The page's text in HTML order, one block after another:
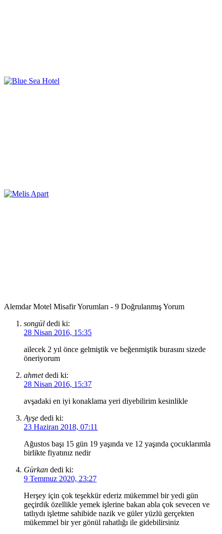
Alemdar Motel Misafir Yorumları - 9 Doğrulanmış Yorum
songül dedi ki:
28 Nisan 2016, 15:35
ailecek 2 yıl önce gelmiştik ve beğenmiştik burasını sizede
öneriyorum
ahmet dedi ki:
28 Nisan 2016, 15:37
avşadaki en iyi konaklama yeri diyebilirim kesinlikle
Ayşe dedi ki:
23 Haziran 2018, 07:11
Ağustos başı 15 gün 19 yaşında ve 12 yaşında çocuklarımla
birlikte fiyatınız nedir
Gürkan dedi ki:
9 Temmuz 2020, 23:27
Herşey için çok teşekkür ederiz mükemmel bir yedi gün
geçirdik özellikle yemek işlerine bakan abla çok sevecen ve
tatlıydı işletme sahibide nazik ve güler yüzlü gerçekten
mükemmel bir yer gönül rahatlığı ile gidebilirsiniz